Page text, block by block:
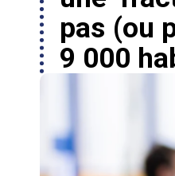
pas (ou
9 000